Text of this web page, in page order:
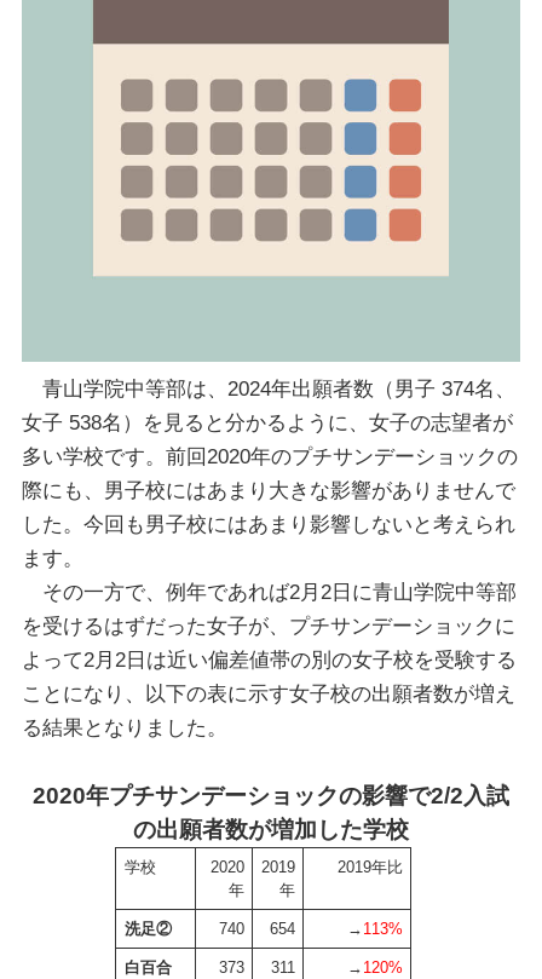
青山学院中等部は、2024年出願者数（男子 374名、
女子 538名）を見ると分かるように、女子の志望者が
多い学校です。前回2020年のプチサンデーショックの
際にも、男子校にはあまり大きな影響がありませんで
した。今回も男子校にはあまり影響しないと考えられ
ます。
その一方で、例年であれば2月2日に青山学院中等部
を受けるはずだった女子が、プチサンデーショックに
よって2月2日は近い偏差値帯の別の女子校を受験する
ことになり、以下の表に示す女子校の出願者数が増え
る結果となりました。
2020年プチサンデーショックの影響で2/2入試
の出願者数が増加した学校
学校
2020
年
2019
年
2019年比
洗足② 740 654 → 113%
白百合 373 311 → 120%